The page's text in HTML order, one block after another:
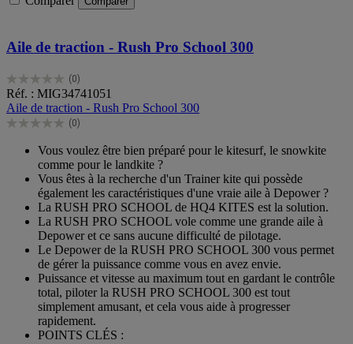
Aile de traction - Rush Pro School 300
(0)
0.0
sur
5
étoiles.
Réf. : MIG34741051
Aile de traction - Rush Pro School 300
(0)
0.0
étoiles.
Vous voulez être bien préparé pour le kitesurf, le snowkite
comme pour le landkite ?
Vous êtes à la recherche d'un Trainer kite qui possède
également les caractéristiques d'une vraie aile à Depower ?
La RUSH PRO SCHOOL de HQ4 KITES est la solution.
La RUSH PRO SCHOOL vole comme une grande aile à
Depower et ce sans aucune difficulté de pilotage.
Le Depower de la RUSH PRO SCHOOL 300 vous permet
de gérer la puissance comme vous en avez envie.
Puissance et vitesse au maximum tout en gardant le contrôle
total, piloter la RUSH PRO SCHOOL 300 est tout
simplement amusant, et cela vous aide à progresser
rapidement.
POINTS CLÉS :